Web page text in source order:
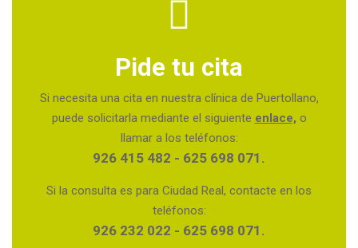
Pide tu cita
Si necesita una cita en nuestra clínica de Puertollano,
puede solicitarla mediante el siguiente enlace, o
llamar a los teléfonos:
926 415 482 - 625 698 071.
Si la consulta es para Ciudad Real, contacte en los
teléfonos:
926 232 022 - 625 698 071.